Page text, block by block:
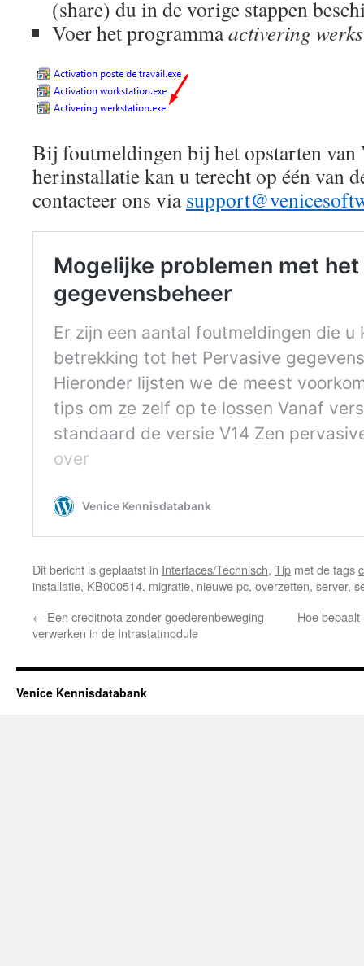
(share) du in de vorige stappen
Voer het programmaactivering
Bij foutmeldingen bij het opstarten van
herinstallatie kan u terecht op één van
contacteer ons via
Dit bericht is geplaatst in Interfaces/Technisch, Tip met de tags
installatie, KB000514, migratie, nieuwe pc, overzetten, server,
← Een creditnota zonder goederenbeweging
verwerken in de Intrastatmodule
Hoe
Venice Kennisdatabank